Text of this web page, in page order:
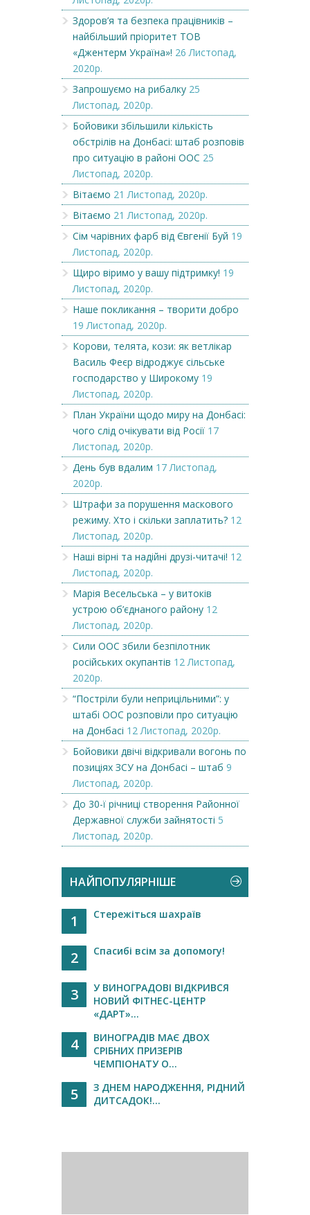
Здоров’я та безпека працівників –
найбільший пріоритет ТОВ
«Джентерм Україна»! 26 Листопад,
2020р.
Запрошуємо на рибалку 25
Листопад, 2020р.
Бойовики збільшили кількість
обстрілів на Донбасі: штаб розповів
про ситуацію в районі ООС 25
Листопад, 2020р.
Вітаємо 21 Листопад, 2020р.
Вітаємо 21 Листопад, 2020р.
Сім чарівних фарб від Євгенії Буй 19
Листопад, 2020р.
Щиро віримо у вашу підтримку! 19
Листопад, 2020р.
Наше покликання – творити добро
19 Листопад, 2020р.
Корови, телята, кози: як ветлікар
Василь Феєр відроджує сільське
господарство у Широкому 19
Листопад, 2020р.
План України щодо миру на Донбасі:
чого слід очікувати від Росії 17
Листопад, 2020р.
День був вдалим 17 Листопад,
2020р.
Штрафи за порушення маскового
режиму. Хто і скільки заплатить? 12
Листопад, 2020р.
Наші вірні та надійні друзі-читачі! 12
Листопад, 2020р.
Марія Весельська – у витоків
устрою об’єднаного району 12
Листопад, 2020р.
Сили ООС збили безпілотник
російських окупантів 12 Листопад,
2020р.
“Постріли були неприцільними”: у
штабі ООС розповіли про ситуацію
на Донбасі 12 Листопад, 2020р.
Бойовики двічі відкривали вогонь по
позиціях ЗСУ на Донбасі – штаб 9
Листопад, 2020р.
До 30-ї річниці створення Районної
Державної служби зайнятості 5
Листопад, 2020р.
НАЙПОПУЛЯРНІШЕ
1 Стережіться шахраїв
2 Спасибі всім за допомогу!
3
У ВИНОГРАДОВІ ВІДКРИВСЯ
НОВИЙ ФІТНЕС-ЦЕНТР
«ДАРТ»...
4
ВИНОГРАДІВ МАЄ ДВОХ
СРІБНИХ ПРИЗЕРІВ
ЧЕМПІОНАТУ О...
5
З ДНЕМ НАРОДЖЕННЯ, РІДНИЙ
ДИТСАДОК!...